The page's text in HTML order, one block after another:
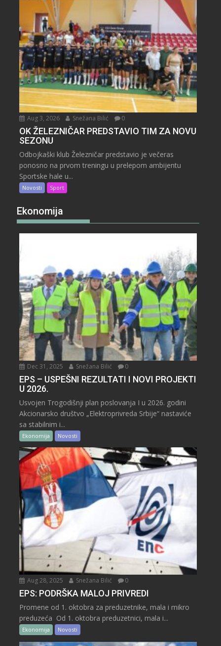
Aug 3, 2026 Snežana Bilić 0
OK ŽELEZNIČAR PREDSTAVIO TIM ZA NOVU
SEZONU
Odbojkaški klub Železničar predstavio je večeras
ponosno na prvom treningu u prelepom ambijentu
Sportske hale u...
Novosti Sport
Ekonomija
Dec 31, 2025 Snežana Bilić 0
EPS – USPEŠNI REZULTATI I NOVI PROJEKTI
U 2026.
Usvojen Trogodišnji plan poslovanja I u 2026. godini
Akcionarsko društvo „Elektroprivreda Srbije“ nastaviće
sa stabilnim i...
Ekonomija Novosti
Aug 28, 2025 Snežana Bilić 0
EPS: PODRŠKA MALOJ PRIVREDI
Promene od 1. oktobra za preduzetnike, mala i mikro
preduzeća Od 1. oktobra preduzetnici, mala i...
Ekonomija Novosti